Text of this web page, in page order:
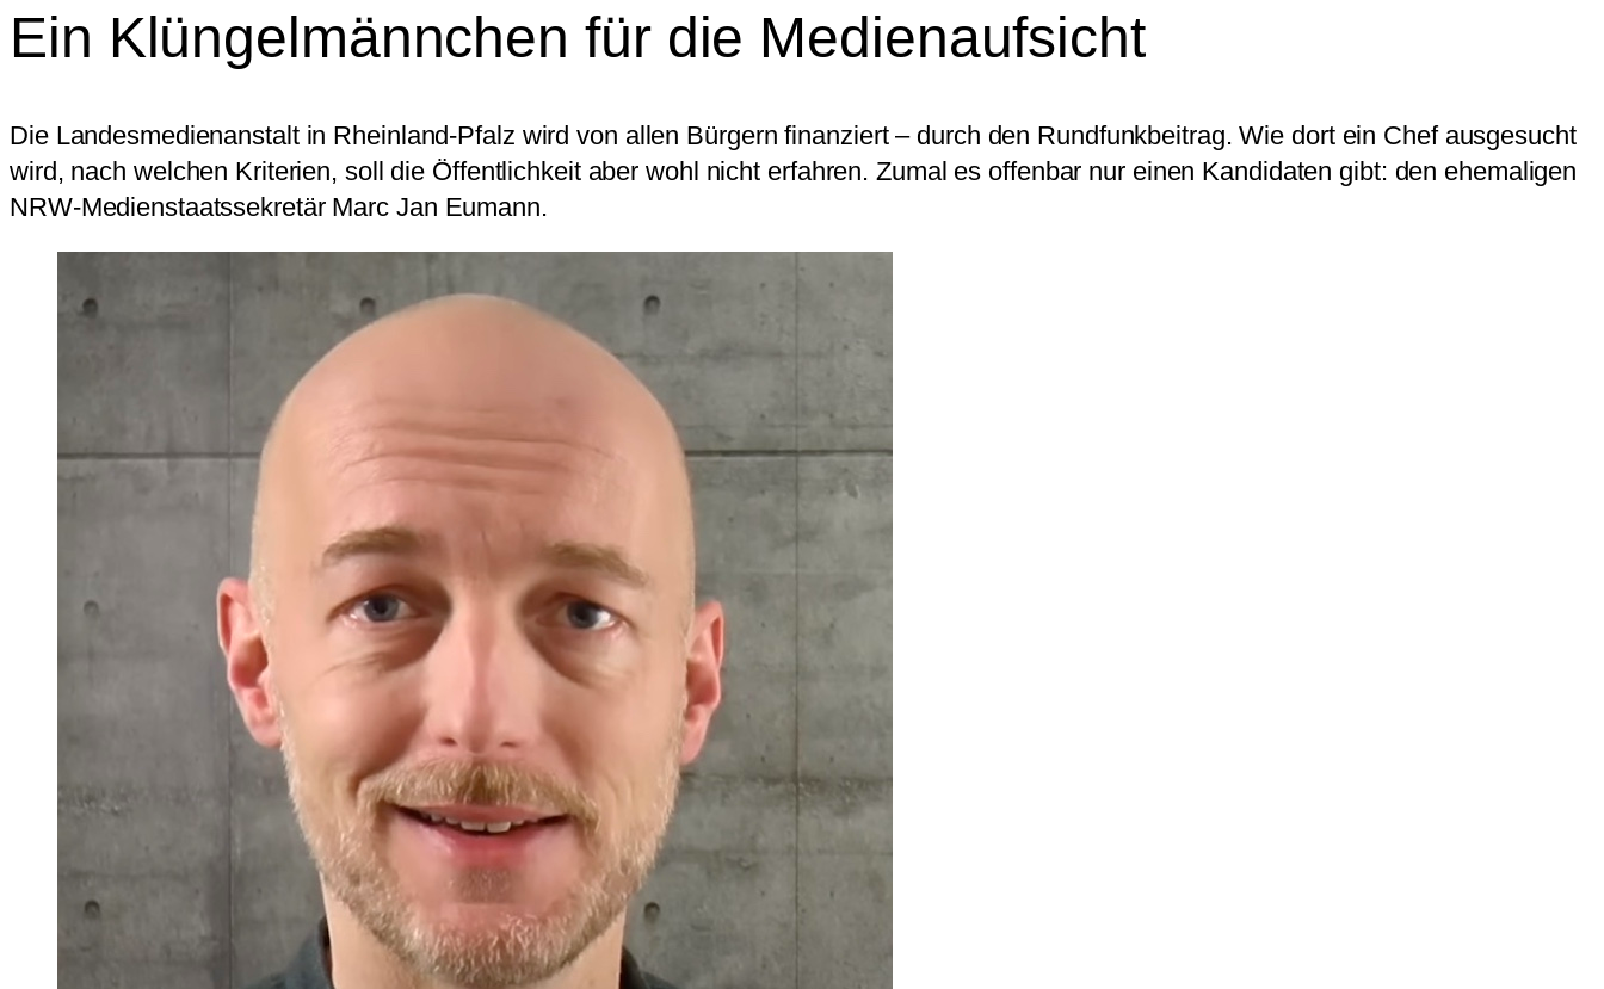
Ein Klüngelmännchen für die Medienaufsicht
Die Landesmedienanstalt in Rheinland-Pfalz wird von allen Bürgern finanziert – durch den Rundfunkbeitrag. Wie dort ein Chef ausgesucht
wird, nach welchen Kriterien, soll die Öffentlichkeit aber wohl nicht erfahren. Zumal es offenbar nur einen Kandidaten gibt: den ehemaligen
NRW-Medienstaatssekretär Marc Jan Eumann.